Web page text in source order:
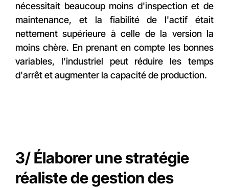
nécessitait beaucoup moins d'inspection et de
maintenance, et la fiabilité de l'actif était
nettement supérieure à celle de la version la
moins chère. En prenant en compte les bonnes
variables, l'industriel peut réduire les temps
d'arrêt et augmenter la capacité de production.
3/ Élaborer une stratégie
réaliste de gestion des